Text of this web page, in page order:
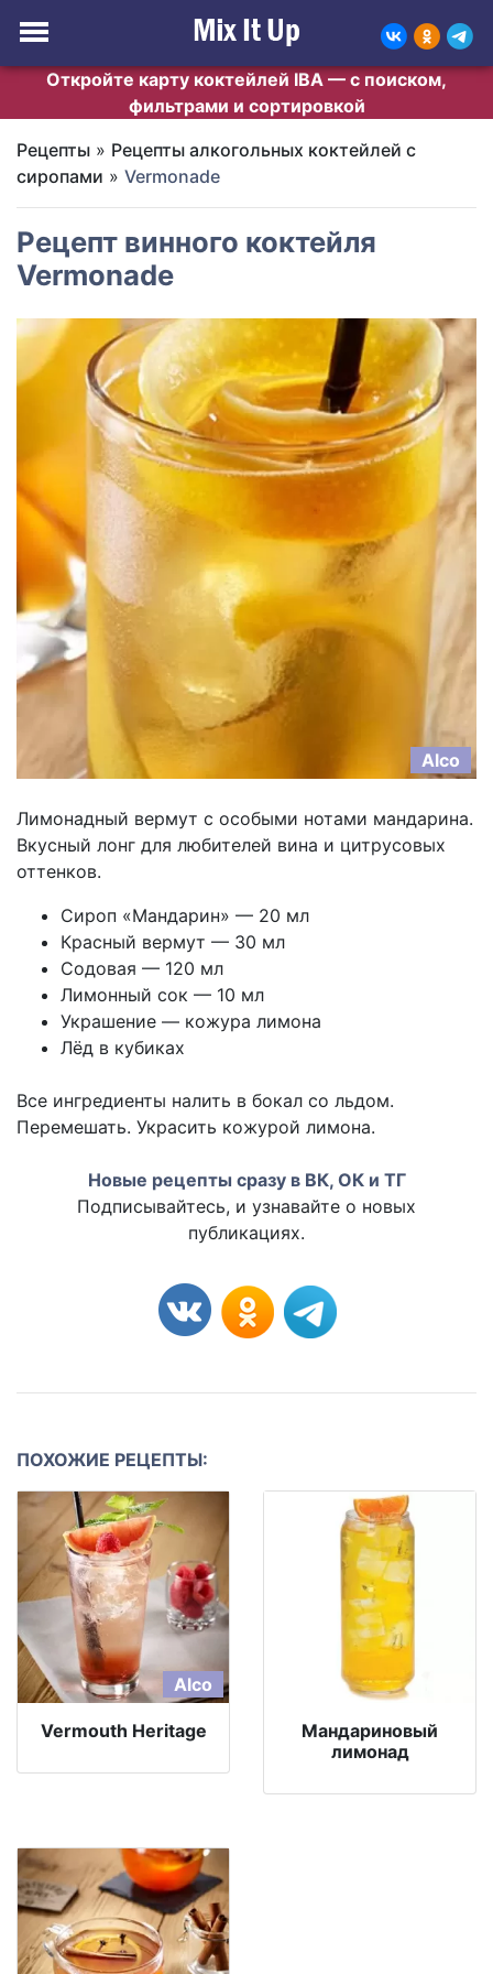
Откройте карту коктейлей IBA — с поиском,
фильтрами и сортировкой
Рецепты » Рецепты алкогольных коктейлей с
сиропами » Vermonade
Рецепт винного коктейля
Vermonade
Alco
Лимонадный вермут с особыми нотами мандарина.
Вкусный лонг для любителей вина и цитрусовых
оттенков.
Сироп «Мандарин» — 20 мл
Красный вермут — 30 мл
Содовая — 120 мл
Лимонный сок — 10 мл
Украшение — кожура лимона
Лёд в кубиках
Все ингредиенты налить в бокал со льдом.
Перемешать. Украсить кожурой лимона.
Новые рецепты сразу в ВК, ОК и ТГ
Подписывайтесь, и узнавайте о новых
публикациях.
ПОХОЖИЕ РЕЦЕПТЫ:
Alco
Vermouth Heritage
Мандариновый
лимонад